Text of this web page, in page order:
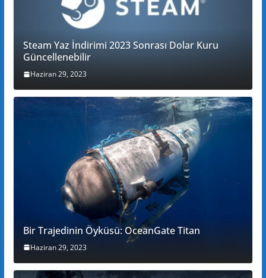
Steam Yaz İndirimi 2023 Sonrası Dolar Kuru
Güncellenebilir
Haziran 29, 2023
Bir Trajedinin Öyküsü: OceanGate Titan
Haziran 29, 2023